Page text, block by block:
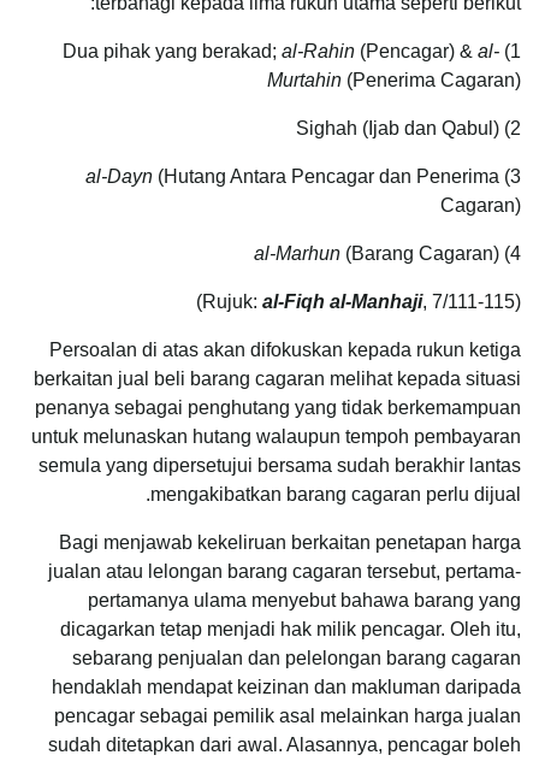
1) Dua pihak yang berakad;
al-Rahin (Pencagar) & al-
Murtahin (Penerima Cagaran)
2) Sighah (Ijab dan Qabul)
3)
al-Dayn (Hutang Antara Pencagar dan Penerima
Cagaran)
4)
al-Marhun (Barang Cagaran)
(Rujuk:
al-Fiqh al-Manhaji, 7/111-115)
Persoalan di atas akan difokuskan kepada rukun ketiga
berkaitan jual beli barang cagaran melihat kepada situasi
penanya sebagai penghutang yang tidak berkemampuan
untuk melunaskan hutang walaupun tempoh pembayaran
semula yang dipersetujui bersama sudah berakhir lantas
mengakibatkan barang cagaran perlu dijual.
Bagi menjawab kekeliruan berkaitan penetapan harga
jualan atau lelongan barang cagaran tersebut, pertama-
pertamanya ulama menyebut bahawa barang yang
dicagarkan tetap menjadi hak milik pencagar. Oleh itu,
sebarang penjualan dan pelelongan barang cagaran
hendaklah mendapat keizinan dan makluman daripada
pencagar sebagai pemilik asal melainkan harga jualan
sudah ditetapkan dari awal. Alasannya, pencagar boleh